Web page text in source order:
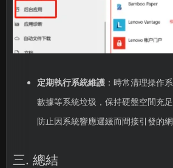
定期執行系統維護：時常清理操作
數據等系統垃圾，保持硬盤空間充
防止因系統響應遲緩而間接引發的網
三. 總結